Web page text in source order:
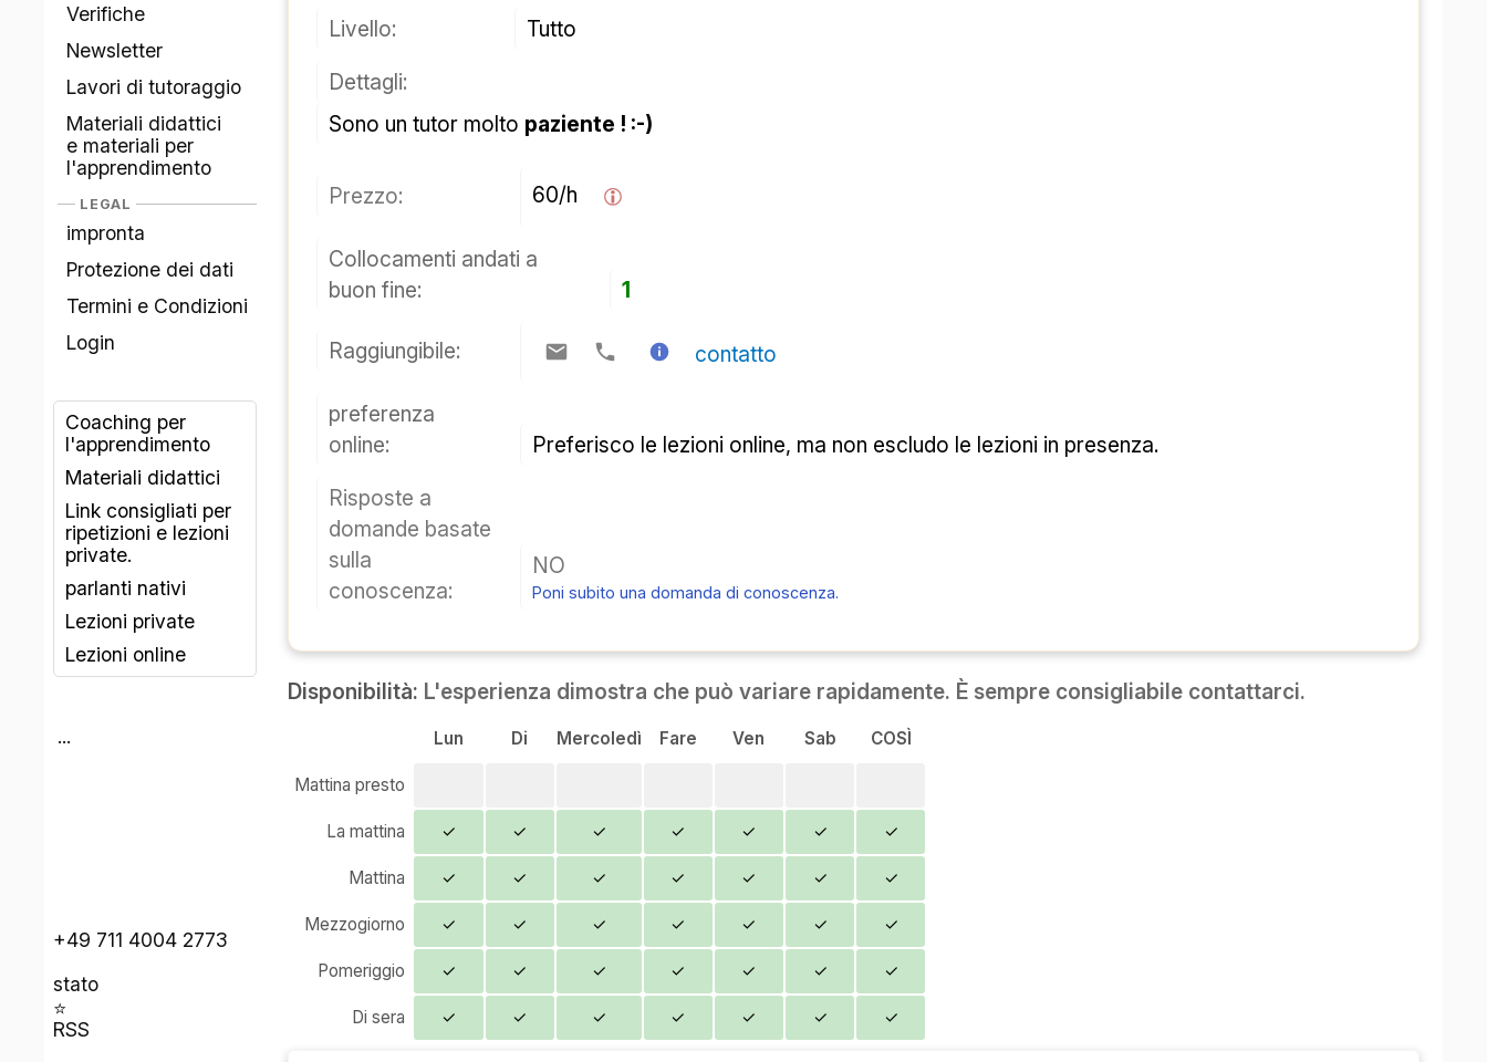
Verifiche
Newsletter
Lavori di tutoraggio
Materiali didattici
e materiali per
l'apprendimento
LEGAL
impronta
Protezione dei dati
Termini e Condizioni
Login
Coaching per
l'apprendimento
Materiali didattici
Link consigliati per
ripetizioni e lezioni
private.
parlanti nativi
Lezioni private
Lezioni online
...
+49 711 4004 2773
stato
⭐
RSS
Livello:
Tutto
Dettagli:
Sono un tutor molto paziente ! :-)
Prezzo: 60/h
Collocamenti andati a
buon fine:
1
Raggiungibile: contatto
preferenza
online:
Preferisco le lezioni online, ma non escludo le lezioni in presenza.
Risposte a
domande basate
sulla
conoscenza:
NO
Poni subito una domanda di conoscenza.
Disponibilità: L'esperienza dimostra che può variare rapidamente. È sempre consigliabile contattarci.
Lun Di Mercoledì Fare Ven Sab COSÌ
Mattina presto
La mattina ✓ ✓ ✓ ✓ ✓ ✓ ✓
Mattina ✓ ✓ ✓ ✓ ✓ ✓ ✓
Mezzogiorno ✓ ✓ ✓ ✓ ✓ ✓ ✓
Pomeriggio ✓ ✓ ✓ ✓ ✓ ✓ ✓
Di sera ✓ ✓ ✓ ✓ ✓ ✓ ✓